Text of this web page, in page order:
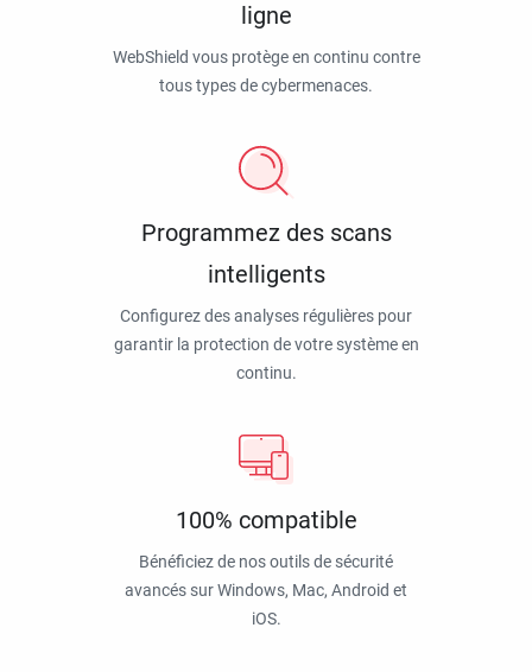
ligne
WebShield vous protège en continu contre
tous types de cybermenaces.
Programmez des scans
intelligents
Configurez des analyses régulières pour
garantir la protection de votre système en
continu.
100% compatible
Bénéficiez de nos outils de sécurité
avancés sur Windows, Mac, Android et
iOS.